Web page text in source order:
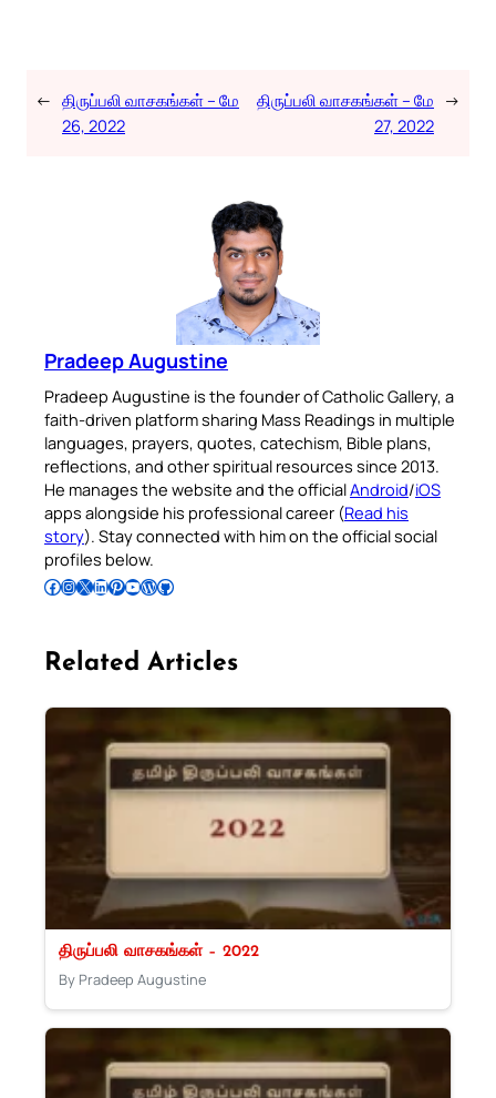
← திருப்பலி வாசகங்கள் – மே
26, 2022
திருப்பலி வாசகங்கள் – மே
27, 2022
→
Pradeep Augustine
Pradeep Augustine is the founder of Catholic Gallery, a
faith-driven platform sharing Mass Readings in multiple
languages, prayers, quotes, catechism, Bible plans,
reflections, and other spiritual resources since 2013.
He manages the website and the officialAndroid/iOS
apps alongside his professional career (Read his
story). Stay connected with him on the official social
profiles below.
Follow Pradeep on Facebook Follow Pradeep on InstagramFollow Pradeep on X Follow Pradeep on LinkedIn Follow Pradeep on Pinterest Subscribe to Pradeep’s Youtube Channel Follow Pradeep on WordPress Follow Pradeep on GitHub
Related Articles
திருப்பலி வாசகங்கள் – 2022
By Pradeep Augustine